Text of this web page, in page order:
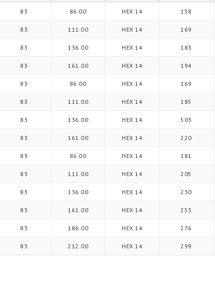
83 86.00 HEX 14 158
83 111.00 HEX 14 169
83 136.00 HEX 14 183
83 161.00 HEX 14 194
83 86.00 HEX 14 169
83 111.00 HEX 14 185
83 136.00 HEX 14 503
83 161.00 HEX 14 220
83 86.00 HEX 14 181
83 111.00 HEX 14 205
83 136.00 HEX 14 230
83 161.00 HEX 14 253
83 186.00 HEX 14 276
83 212.00 HEX 14 299